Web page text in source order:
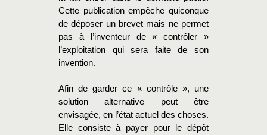
Cette publication empêche quiconque
de déposer un brevet mais ne permet
pas à l’inventeur de « contrôler »
l’exploitation qui sera faite de son
invention.
Afin de garder ce « contrôle », une
solution alternative peut être
envisagée, en l’état actuel des choses.
Elle consiste à payer pour le dépôt